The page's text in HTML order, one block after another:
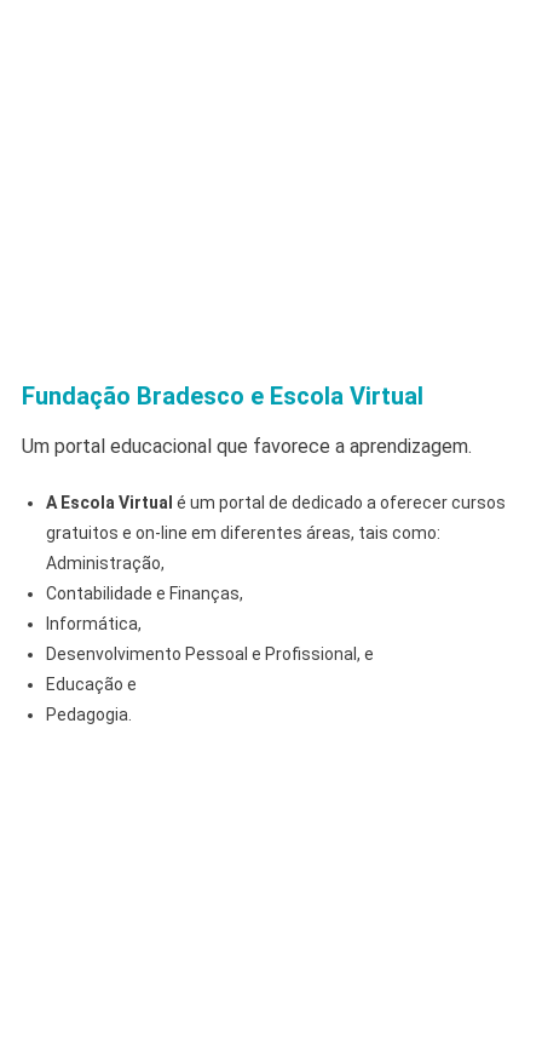
Fundação Bradesco e Escola Virtual
Um portal educacional que favorece a aprendizagem.
A Escola Virtual é um portal de dedicado a oferecer cursos
gratuitos e on-line em diferentes áreas, tais como:
Administração,
Contabilidade e Finanças,
Informática,
Desenvolvimento Pessoal e Profissional, e
Educação e
Pedagogia.